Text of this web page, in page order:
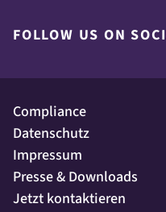
FOLLOW US ON
Compliance
Datenschutz
Impressum
Presse & Downloads
Jetzt kontaktieren